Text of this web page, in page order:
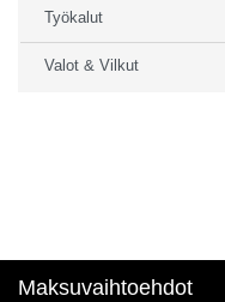
Työkalut
Valot & Vilkut
Maksuvaihtoehdot